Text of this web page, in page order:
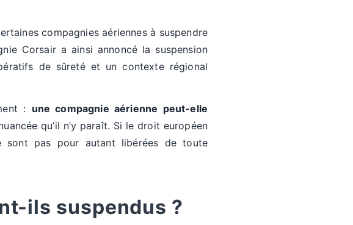
compagnies aériennes à suspendre
Corsair a ainsi annoncé la suspension
de sûreté et un contexte régional
: une compagnie aérienne peut-elle
qu’il n’y paraît. Si le droit européen
sont pas pour autant libérées de toute
ils suspendus ?